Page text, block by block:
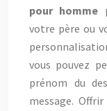
pour homme
votre père ou
vous pouvez
prénom du
message.